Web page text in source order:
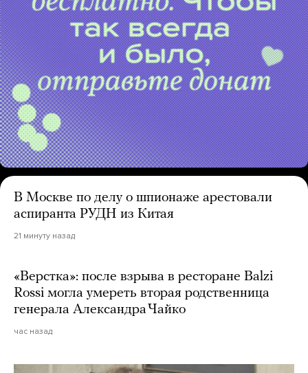
В Москве по делу о шпионаже арестовали
аспиранта РУДН из Китая
21 минуту назад
«Верстка»: после взрыва в ресторане Balzi
Rossi могла умереть вторая родственница
генерала Александра Чайко
час назад